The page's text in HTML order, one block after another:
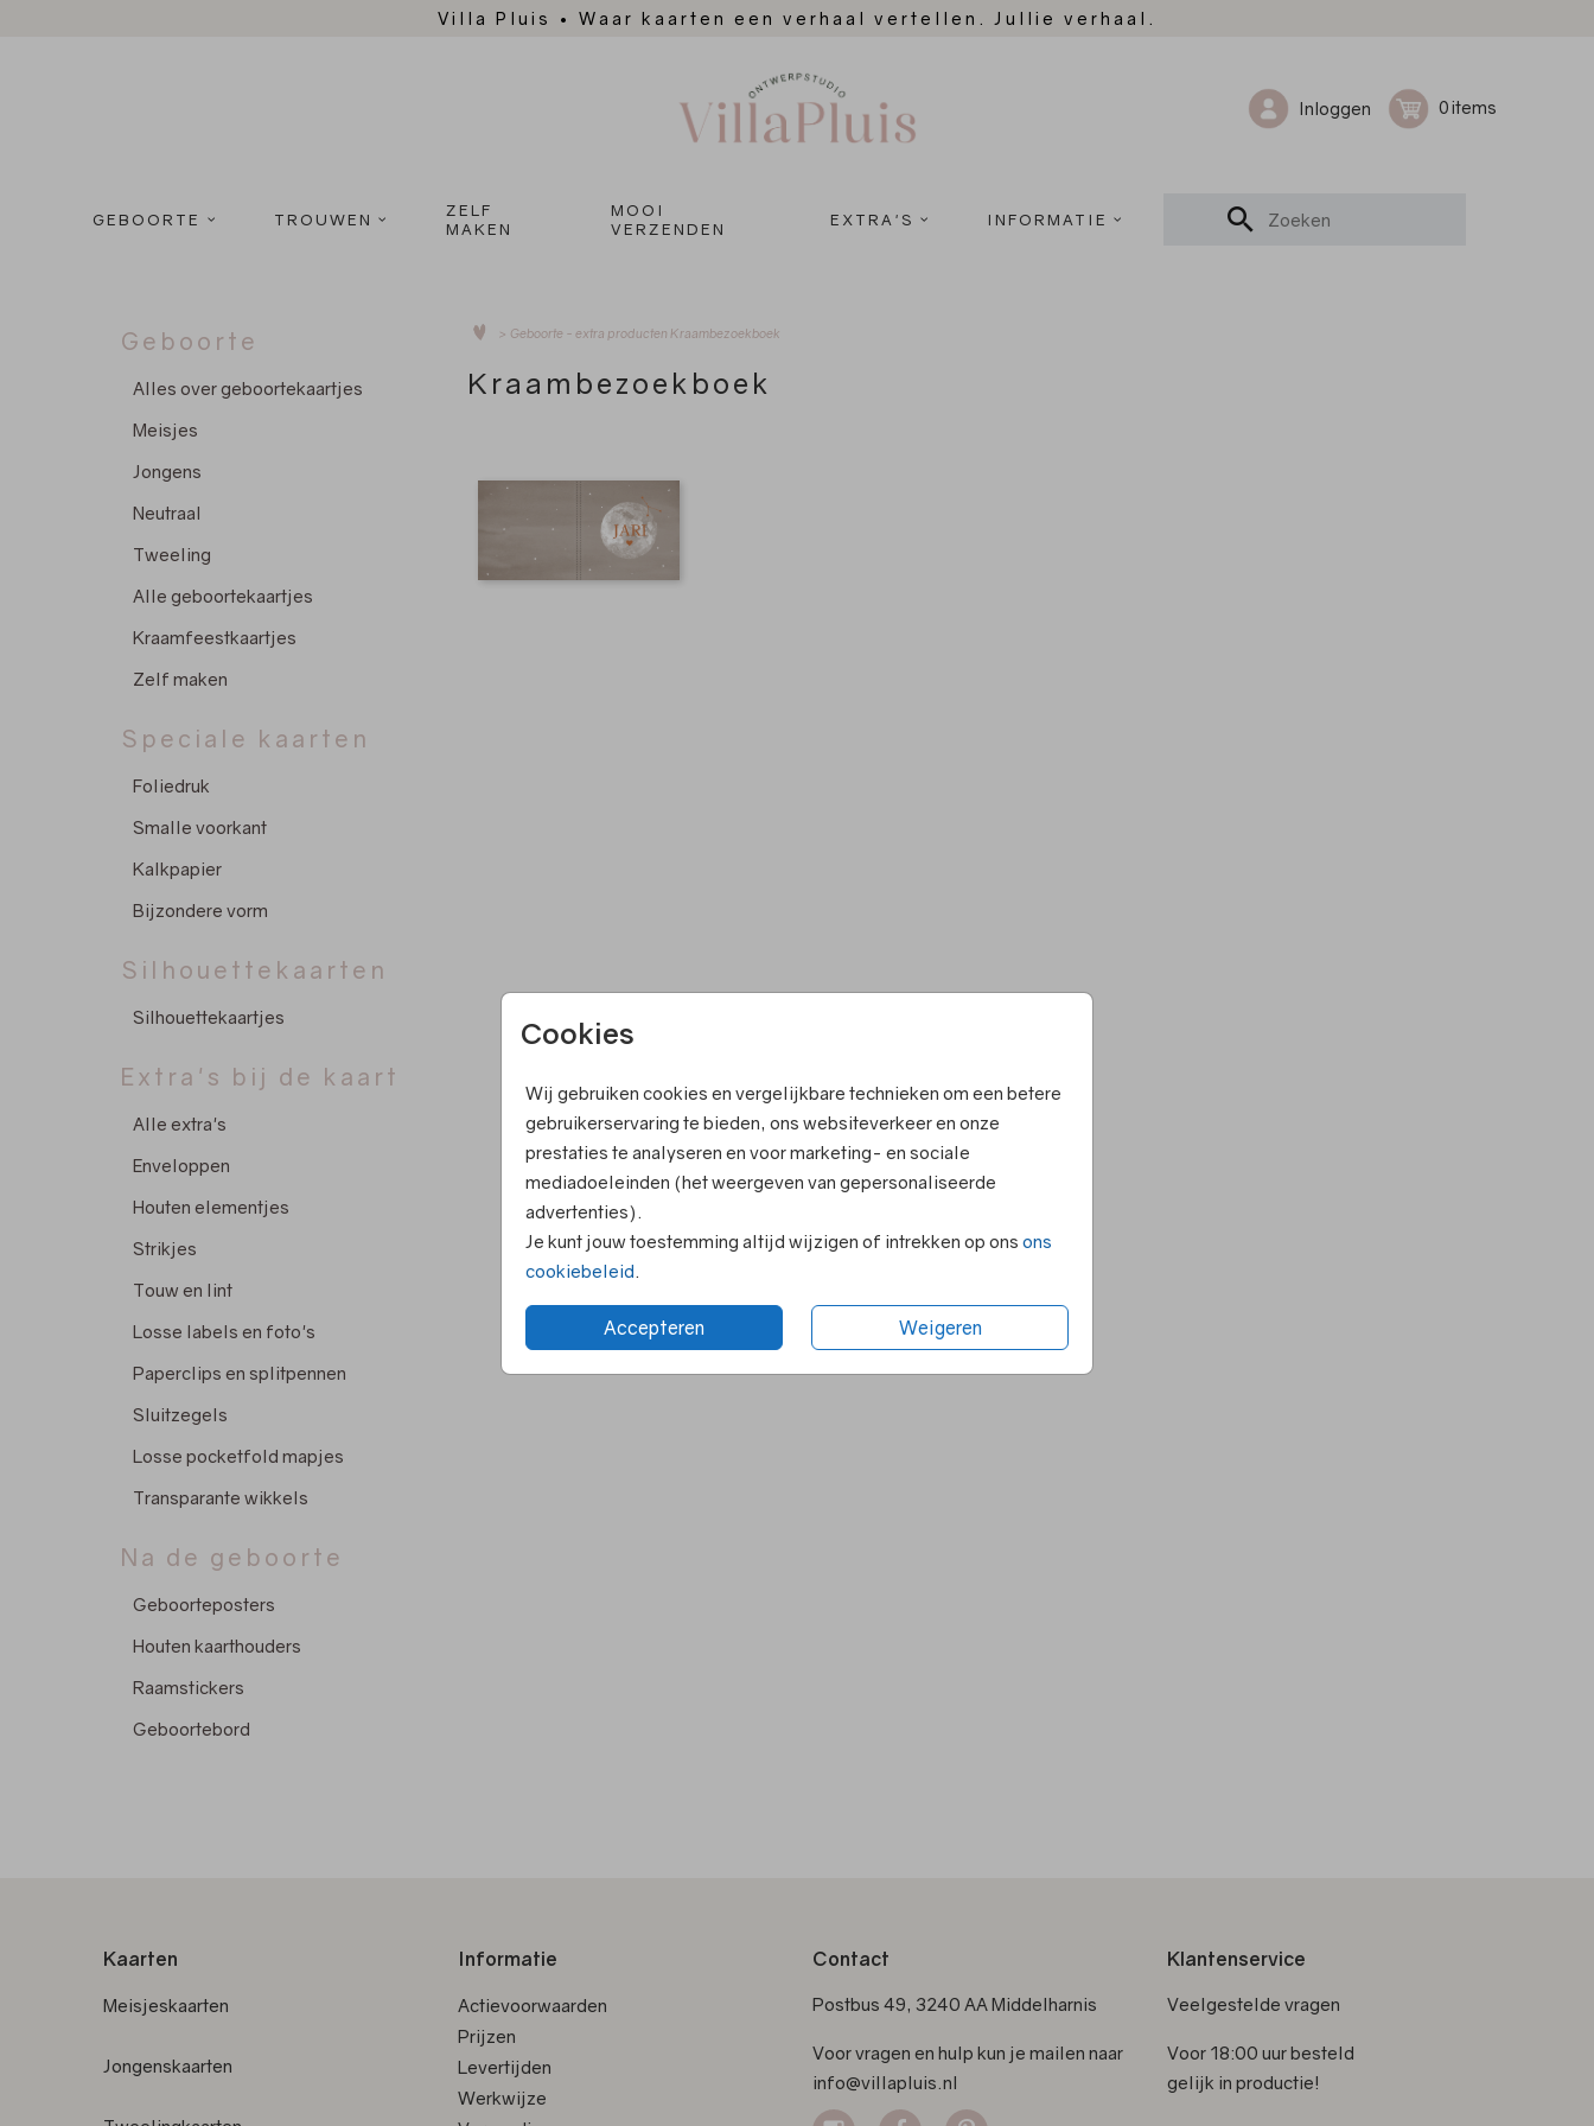
Villa Pluis • Waar kaarten een verhaal vertellen. Jullie verhaal.
Inloggen 0
GEBOORTE TROUWEN
ZELF
MAKEN
MOOI
VERZENDEN
EXTRA'S INFORMATIE
Cookies
Wij gebruiken cookies en vergelijkbare technieken om een betere
gebruikerservaring te bieden, ons websiteverkeer en onze
prestaties te analyseren en voor marketing- en sociale
mediadoeleinden (het weergeven van gepersonaliseerde
advertenties).
Je kunt jouw toestemming altijd wijzigen of intrekken op ons ons
cookiebeleid.
Accepteren Weigeren
Geboorte
Alles over geboortekaartjes
Meisjes
Jongens
Neutraal
Tweeling
Alle geboortekaartjes
Kraamfeestkaartjes
Zelf maken
Speciale kaarten
Foliedruk
Smalle voorkant
Kalkpapier
Bijzondere vorm
Silhouettekaarten
Silhouettekaartjes
Extra's bij de kaart
Alle extra's
Enveloppen
Houten elementjes
Strikjes
Touw en lint
Losse labels en foto's
Paperclips en splitpennen
Sluitzegels
Losse pocketfold mapjes
Transparante wikkels
Na de geboorte
Geboorteposters
Houten kaarthouders
Raamstickers
Geboortebord
> Geboorte - extra producten Kraambezoekboek
Kraambezoekboek
Kaarten
Meisjeskaarten
Jongenskaarten
Informatie
Actievoorwaarden
Prijzen
Levertijden
Werkwijze
Contact
Postbus 49, 3240 AA Middelharnis
Voor vragen en hulp kun je mailen naar
info@villapluis.nl
Klantenservice
Veelgestelde vragen
Voor 18:00 uur besteld
gelijk in productie!